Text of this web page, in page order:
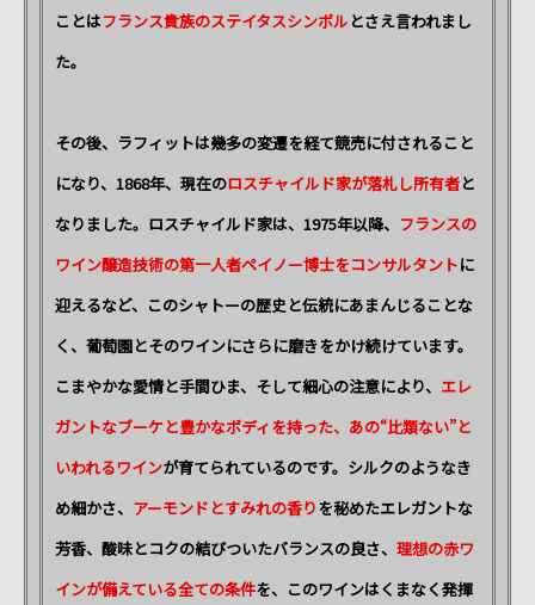
ことはフランス貴族のステイタスシンボル とさえ言われまし
た。
その後、ラフィットは幾多の変遷を経て競売に付されること
になり、1868年、現在のロスチャイルド家が落札し所有者と
なりました。ロスチャイルド家は、1975年以降、 フランスの
ワイン醸造技術の第一人者ペイノー博士をコンサルタントに
迎えるなど、このシャトーの歴史と伝統にあまんじることな
く、葡萄園とそのワインにさらに磨きをかけ続けています。
こまやかな愛情と手間ひま、そして細心の注意により、 エレ
ガントなブーケと豊かなボディを持った、あの“比類ない”と
いわれるワインが育てられているのです。シルクのようなき
め細かさ、 アーモンドとすみれの香りを秘めたエレガントな
芳香、酸味とコクの結びついたバランスの良さ、 理想の赤ワ
インが備えている全ての条件を、このワインはくまなく発揮